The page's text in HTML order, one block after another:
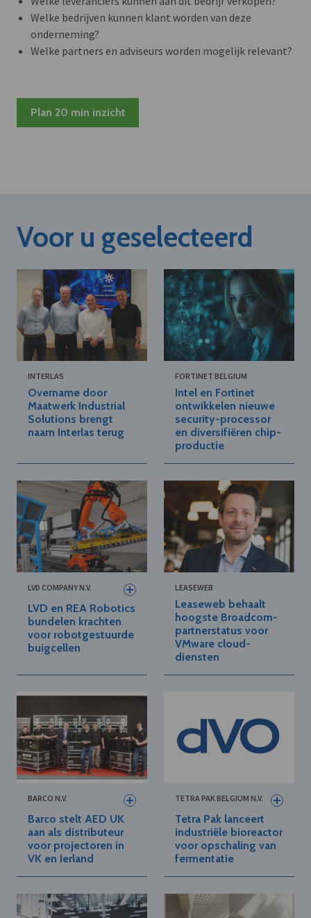
Welke bedrijven kunnen klant worden van deze
onderneming?
Welke partners en adviseurs worden mogelijk relevant?
Plan 20 min inzicht
Voor u geselecteerd
INTERLAS
Overname door
Maatwerk Industrial
Solutions brengt
naam Interlas terug
FORTINET BELGIUM
Intel en Fortinet
ontwikkelen nieuwe
security-processor
en diversifiëren chip-
productie
LVD COMPANY N.V.
LVD en REA Robotics
bundelen krachten
voor robotgestuurde
buigcellen
LEASEWEB
Leaseweb behaalt
hoogste Broadcom-
partnerstatus voor
VMware cloud-
diensten
BARCO N.V.
Barco stelt AED UK
aan als distributeur
voor projectoren in
VK en Ierland
TETRA PAK BELGIUM N.V.
Tetra Pak lanceert
industriële bioreactor
voor opschaling van
fermentatie